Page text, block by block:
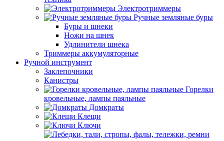
Электротриммеры
Ручные земляные буры
Буры и шнеки
Ножи на шнек
Удлинители шнека
Триммеры аккумуляторные
Ручной инструмент
Заклепочники
Канистры
Горелки
кровельные, лампы паяльные
Домкраты
Клещи
Ключи